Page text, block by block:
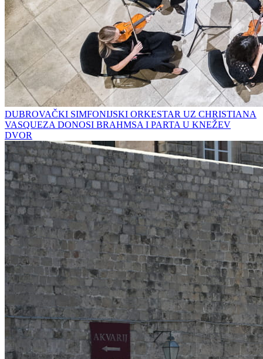
DUBROVAČKI SIMFONIJSKI ORKESTAR UZ CHRISTIANA
VASQUEZA DONOSI BRAHMSA I PARTA U KNEŽEV
DVOR